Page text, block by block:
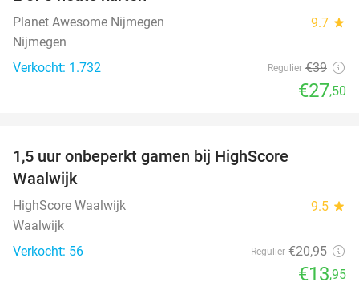
Planet Awesome Nijmegen 9.7 star
Nijmegen
Verkocht: 1.732
Regulier €39
€27,50
TODAY
1,5 uur onbeperkt gamen bij HighScore
Waalwijk
HighScore Waalwijk 9.5 star
Waalwijk
Verkocht: 56
Regulier €20,95
€13,95